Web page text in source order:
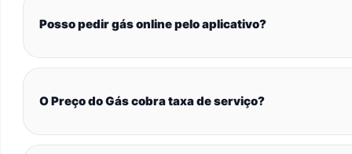
Posso pedir gás online pelo aplicativo?
O Preço do Gás cobra taxa de serviço?